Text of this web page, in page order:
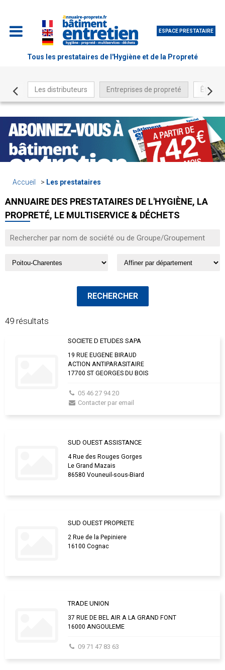
ESPACE PRESTATAIRE
Tous les prestataires de l'Hygiène et de la Propreté
Les distributeurs Entreprises de propreté Être
Accueil Les prestataires
ANNUAIRE DES PRESTATAIRES DE L'HYGIÈNE, LA
PROPRETÉ, LE MULTISERVICE & DÉCHETS
49 résultats
SOCIETE D ETUDES SAPA
19 RUE EUGENE BIRAUD
ACTION ANTIPARASITAIRE
17700 ST GEORGES DU BOIS
05 46 27 94 20
Contacter par email
SUD OUEST ASSISTANCE
4 Rue des Rouges Gorges
Le Grand Mazais
86580 Vouneuil-sous-Biard
SUD OUEST PROPRETE
2 Rue de la Pepiniere
16100 Cognac
TRADE UNION
37 RUE DE BEL AIR A LA GRAND FONT
16000 ANGOULEME
09 71 47 83 63